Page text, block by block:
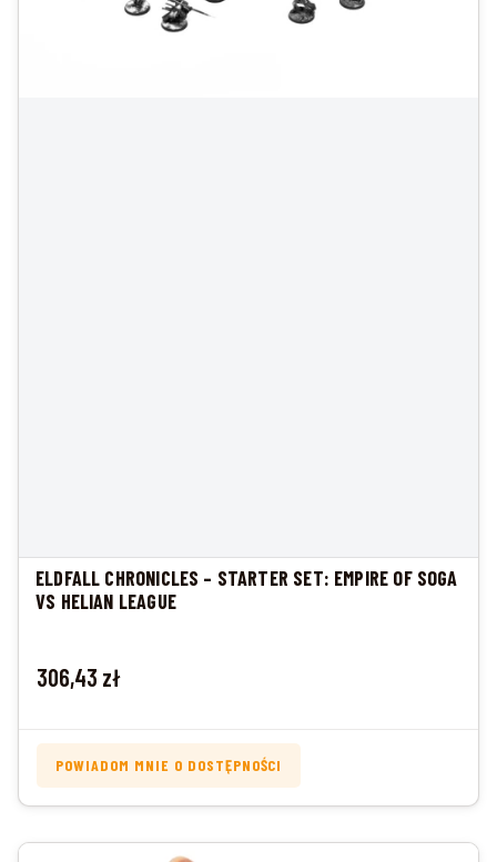
ELDFALL CHRONICLES – STARTER SET: EMPIRE OF SOGA
VS HELIAN LEAGUE
Cena
306,43 zł
POWIADOM MNIE O DOSTĘPNOŚCI